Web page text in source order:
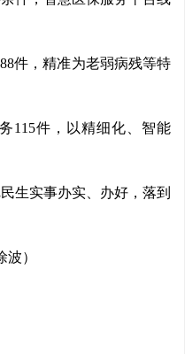
件，精准为老弱病残等特
115件，以精细化、智能
生实事办实、办好，落到
）